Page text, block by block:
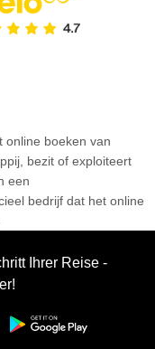
online boeken van
bezit of exploiteert
een
bedrijf dat het online
Ihrer Reise -